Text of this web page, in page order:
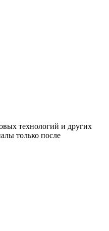
технологий и других
только после